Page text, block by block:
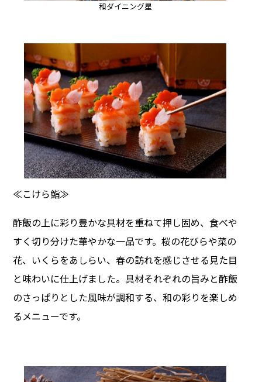
和ダイニング星
≪こけら鮨≫
酢飯の上に彩り豊かな具材を重ねて押し固め、食べや
すく切り分けた華やかな一品です。桜の花びらや菜の
花、いくらをあしらい、春の訪れを感じさせる見た目
と味わいに仕上げました。具材それぞれの旨みと酢飯
のさっぱりとした風味が調和する、和の彩りを楽しめ
るメニューです。